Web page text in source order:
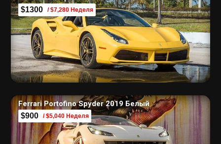
$1300 / $7,280 Неделя
Ferrari Portofino Spyder 2019 Белый
$900 / $5,040 Неделя